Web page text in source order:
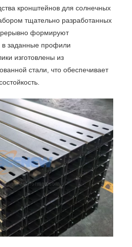
кронштейнов для солнечных
тщательно разработанных
формируют
в заданные профили
изготовлены из
стали, что обеспечивает